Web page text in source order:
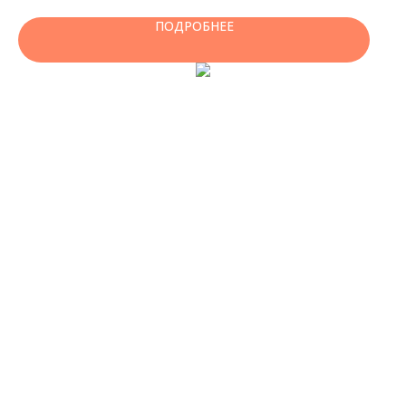
ПОДРОБНЕЕ